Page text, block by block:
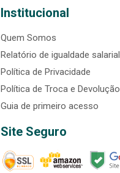
Institucional
Quem Somos
Relatório de igualdade salarial
Política de Privacidade
Política de Troca e Devolução
Guia de primeiro acesso
Site Seguro